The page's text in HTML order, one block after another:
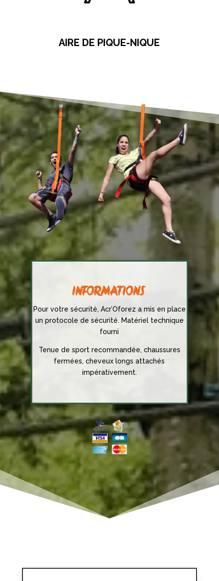
AIRE DE PIQUE-NIQUE
INFORMATIONS
Pour votre sécurité, Acr’Oforez a mis en place
un protocole de sécurité. Matériel technique
fourni
Tenue de sport recommandée, chaussures
fermées, cheveux longs attachés
impérativement.